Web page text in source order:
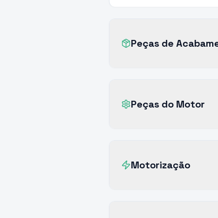
Peças de
Peças do Motor
Motorização